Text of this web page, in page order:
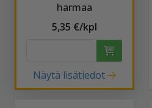
harmaa
5,35 €/kpl
Näytä lisätiedot